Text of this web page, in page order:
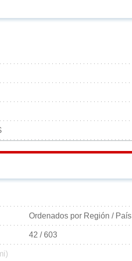
Ordenados por Región / País
42 / 603